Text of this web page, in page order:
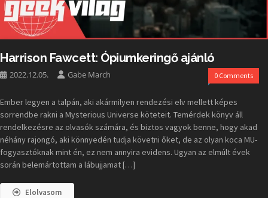
Harrison Fawcett: Ópiumkeringő ajánló
2022.12.05. Gabe March 0 Comments
Ember legyen a talpán, aki akármilyen rendezési elv mellett képes
sorrendbe rakni a Mysterious Universe köteteit. Temérdek könyv áll
rendelkezésre az olvasók számára, és biztos vagyok benne, hogy akad
néhány rajongó, aki könnyedén tudja követni őket, de az olyan koca MU-
fogyasztóknak mint én, ez nem annyira evidens. Ugyan az elmúlt évek
során belemártottam a lábujjamat […]
Elolvasom